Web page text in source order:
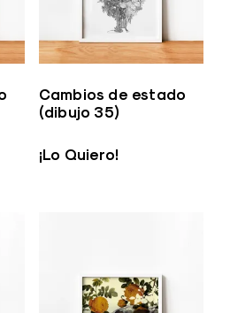
Cambios de estado
(dibujo 35)
¡Lo Quiero!